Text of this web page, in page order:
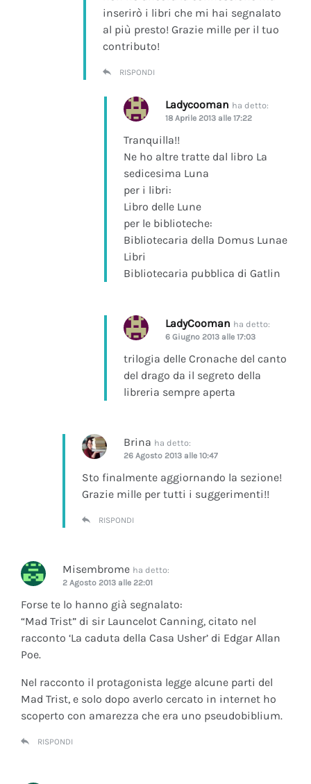
inserirò i libri che mi hai segnalato
al più presto! Grazie mille per il tuo
contributo!
RISPONDI
Ladycooman ha detto:
18 Aprile 2013 alle 17:22
Tranquilla!!
Ne ho altre tratte dal libro La
sedicesima Luna
per i libri:
Libro delle Lune
per le biblioteche:
Bibliotecaria della Domus Lunae
Libri
Bibliotecaria pubblica di Gatlin
LadyCooman ha detto:
6 Giugno 2013 alle 17:03
trilogia delle Cronache del canto
del drago da il segreto della
libreria sempre aperta
Brina ha detto:
26 Agosto 2013 alle 10:47
Sto finalmente aggiornando la sezione!
Grazie mille per tutti i suggerimenti!!
RISPONDI
Misembrome ha detto:
2 Agosto 2013 alle 22:01
Forse te lo hanno già segnalato:
“Mad Trist” di sir Launcelot Canning, citato nel
racconto ‘La caduta della Casa Usher’ di Edgar Allan
Poe.
Nel racconto il protagonista legge alcune parti del
Mad Trist, e solo dopo averlo cercato in internet ho
scoperto con amarezza che era uno pseudobiblium.
RISPONDI